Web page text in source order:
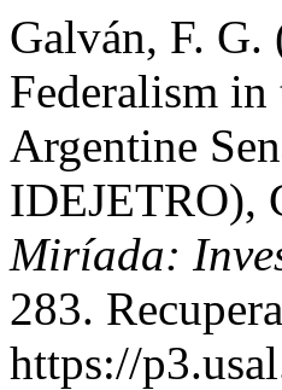
Galván, F.
Federalism
Argentine
IDEJETRO),
Miríada:
283.
https://